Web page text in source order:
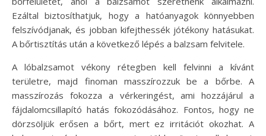
Ezáltal biztosíthatjuk, hogy a hatóanyagok könnyebben
felszívódjanak, és jobban kifejthessék jótékony hatásukat.
A bőrtisztítás után a következő lépés a balzsam felvitele.
A lóbalzsamot vékony rétegben kell felvinni a kívánt
területre, majd finoman masszírozzuk be a bőrbe. A
masszírozás fokozza a vérkeringést, ami hozzájárul a
fájdalomcsillapító hatás fokozódásához. Fontos, hogy ne
dörzsöljük erősen a bőrt, mert ez irritációt okozhat. A